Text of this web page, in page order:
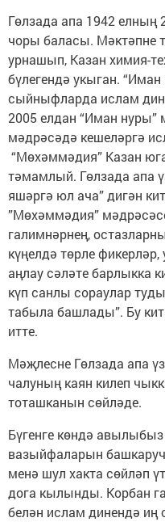
Гөлзада апа 1942 елның
чоры баласы. Мәктәпне
урнашып, Казан химия-
бүлегендә укыган.
сыйныфларда ислам
2005 елдан “Иман
мәдрәсәдә кешеләргә
“Мөхәммәдия” Казан
тәмамлый. Гөлзада апа
яшәргә юл ача” дигән
”Мөхәммәдия”
галимнәрнең,
күңелдә төрле
аңлау сәләте барлыкка
күп санлы сораулар
табыла башлады”. Бу
итте.
Мәҗлесне Гөлзада апа
чалуның каян килеп
тоташканын сөйләде.
Бүгенге көндә
вазыйфаларын
менә шул хакта сөйләп
дога кылынды. Корбан
белән ислам динендә иң